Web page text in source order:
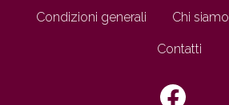
Footer IT
Condizioni generali Chi siamo
Contatti